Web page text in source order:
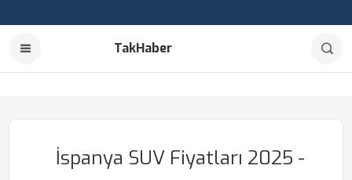
TakHaber
İspanya SUV Fiyatları 2025 -